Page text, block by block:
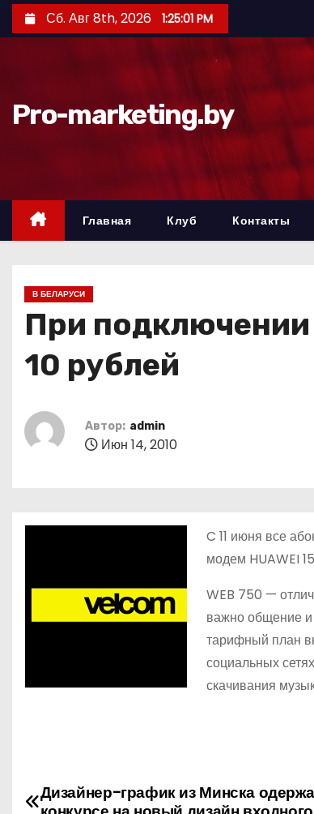
е
д
Сб. Авг 8th, 2026 1:25:02 PM
Pro-marketing.by
Главная Клуб Контакты
В БЕЛАРУСИ
При подключении
10 рублей
Автор: admin
Июн 14, 2010
C 11 июня все
модем HUAWEI
WEB 750 —
важно общение и
тарифный план
социальных
скачивания
НДизайнер-график из Минска